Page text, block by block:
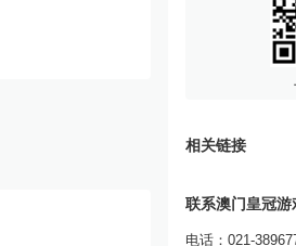
相关链接
联系澳门皇冠游
电话：021-